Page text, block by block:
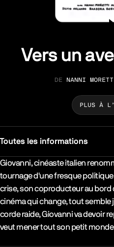
Vers un
RÉALISATION
NANNI
PLUS À
Toutes les informations
Synopsys & Casting
Giovanni, cinéaste italien
tournage d'une fresque
crise, son coproducteur au bord
cinéma qui change, tout semble
corde raide, Giovanni va devoir
veut mener tout son petit